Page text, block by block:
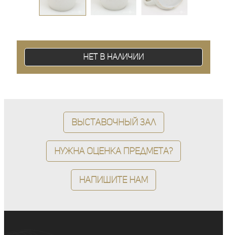
Нет в наличии
Выставочный зал
Нужна оценка предмета?
Напишите нам